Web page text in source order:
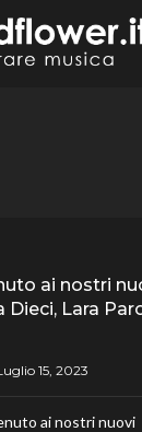
ai nostri
Lara
ai nostri nuovi